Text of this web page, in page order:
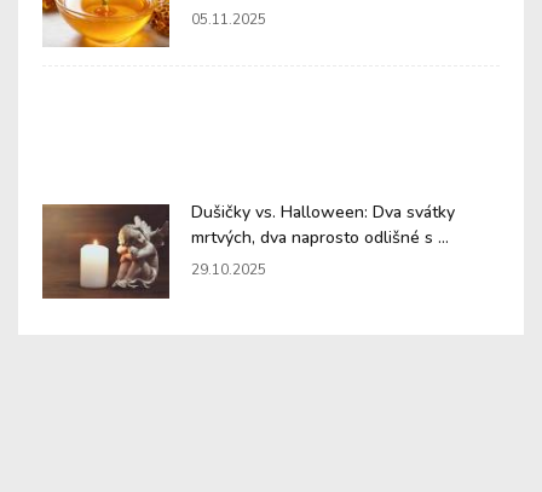
05.11.2025
Dušičky vs. Halloween: Dva svátky
mrtvých, dva naprosto odlišné s ...
29.10.2025